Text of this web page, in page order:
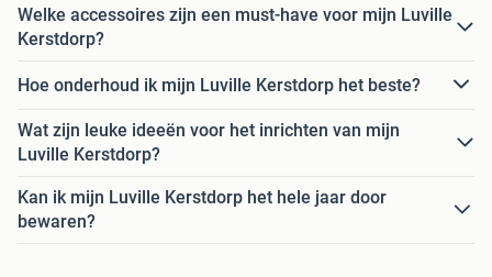
Welke accessoires zijn een must-have voor mijn Luville
Kerstdorp?
Hoe onderhoud ik mijn Luville Kerstdorp het beste?
Wat zijn leuke ideeën voor het inrichten van mijn
Luville Kerstdorp?
Kan ik mijn Luville Kerstdorp het hele jaar door
bewaren?